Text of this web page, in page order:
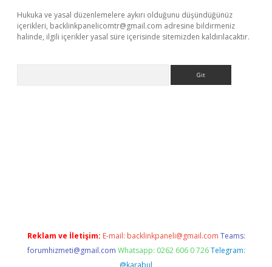
Hukuka ve yasal düzenlemelere aykırı olduğunu düşündüğünüz
içerikleri, backlinkpanelicomtr@gmail.com adresine bildirmeniz
halinde, ilgili içerikler yasal süre içerisinde sitemizden kaldırılacaktır.
Reklam ve İletişim: E-mail: backlinkpaneli@gmail.com Teams:
forumhizmeti@gmail.com Whatsapp: 0262 606 0 726 Telegram:
@karabul